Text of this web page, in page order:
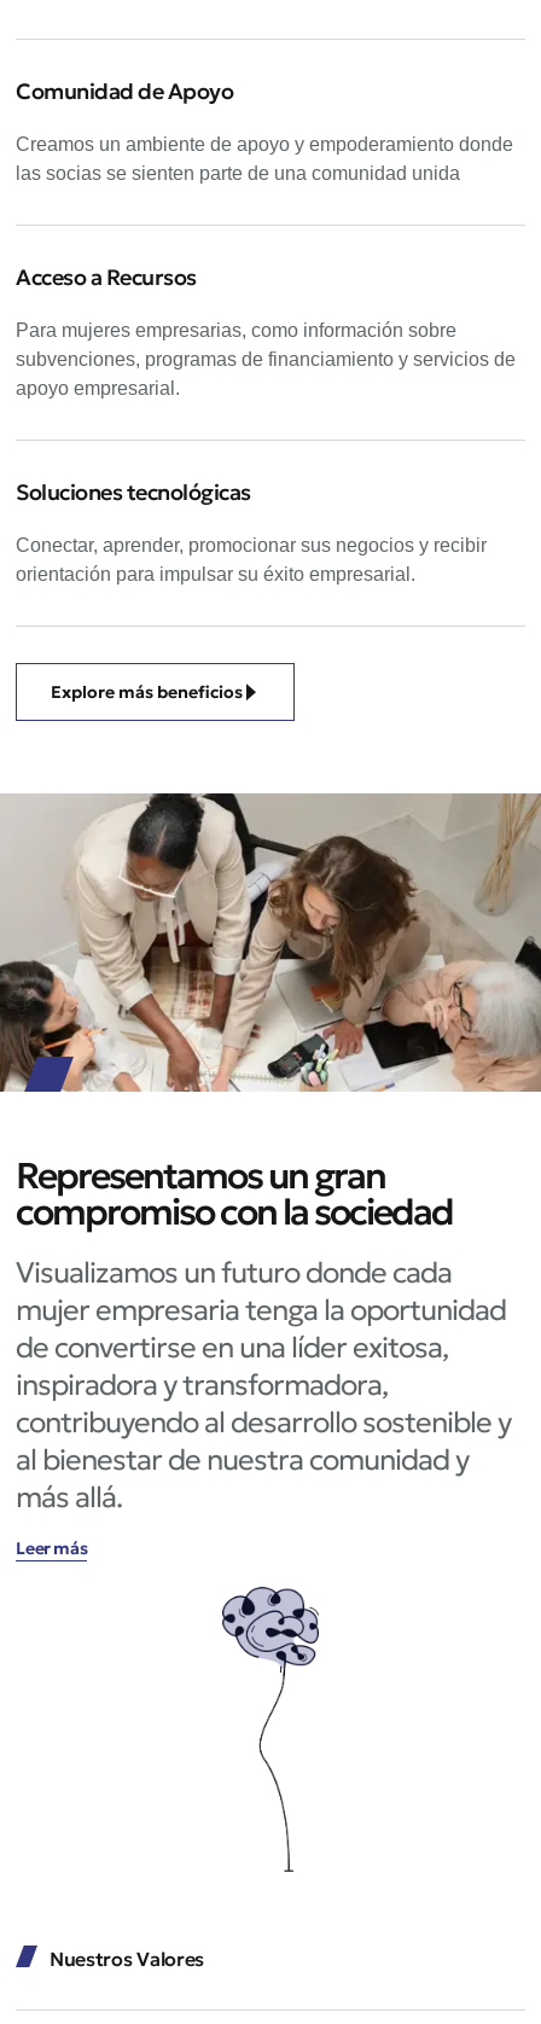
Comunidad de Apoyo
Creamos un ambiente de apoyo y empoderamiento donde
las socias se sienten parte de una comunidad unida
Acceso a Recursos
Para mujeres empresarias, como información sobre
subvenciones, programas de financiamiento y servicios de
apoyo empresarial.
Soluciones tecnológicas
Conectar, aprender, promocionar sus negocios y recibir
orientación para impulsar su éxito empresarial.
Explore más beneficios
Representamos un gran
compromiso con la sociedad
Visualizamos un futuro donde cada
mujer empresaria tenga la oportunidad
de convertirse en una líder exitosa,
inspiradora y transformadora,
contribuyendo al desarrollo sostenible y
al bienestar de nuestra comunidad y
más allá.
Leer más
Nuestros Valores